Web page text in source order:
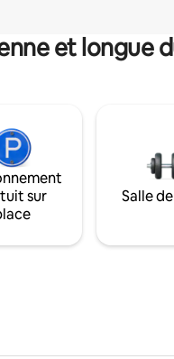
et longue
sur
Salle